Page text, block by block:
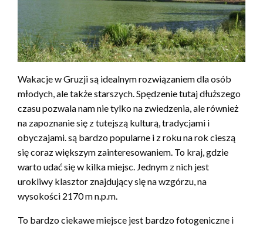
Wakacje w Gruzji są idealnym rozwiązaniem dla osób
młodych, ale także starszych. Spędzenie tutaj dłuższego
czasu pozwala nam nie tylko na zwiedzenia, ale również
na zapoznanie się z tutejszą kulturą, tradycjami i
obyczajami. są bardzo popularne i z roku na rok cieszą
się coraz większym zainteresowaniem. To kraj, gdzie
warto udać się w kilka miejsc. Jednym z nich jest
urokliwy klasztor znajdujący się na wzgórzu, na
wysokości 2170 m n.p.m.
To bardzo ciekawe miejsce jest bardzo fotogeniczne i